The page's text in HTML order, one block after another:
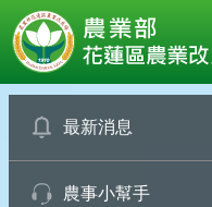
最新消息
農事小幫手